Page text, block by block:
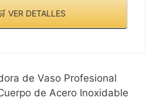
VER DETALLES
de Vaso Profesional
de Acero Inoxidable